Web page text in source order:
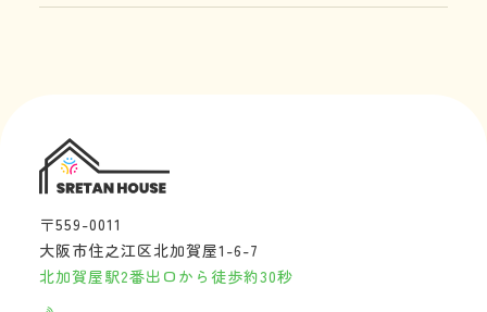
〒559-0011
大阪市住之江区北加賀屋1-6-7
北加賀屋駅2番出口から徒歩約30秒